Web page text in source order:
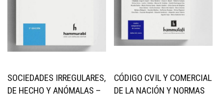
SOCIEDADES IRREGULARES,
DE HECHO Y ANÓMALAS –
CÓDIGO CVIL Y COMERCIAL
DE LA NACIÓN Y NORMAS